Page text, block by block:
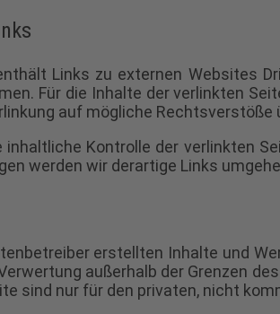
Links zu externen Websites
Für die Inhalte der verlinkten
auf mögliche
inhaltliche Kontrolle der verlinkten
werden wir derartige Links
erstellten Inhalte und
außerhalb der Grenzen
sind nur für den privaten, nicht